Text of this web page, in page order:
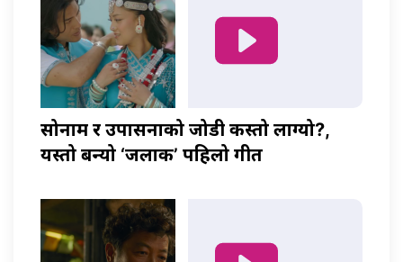
सोनाम र उपासनाको जोडी कस्तो लाग्यो?,
यस्तो बन्यो ‘जलाकी’ पहिलो गीत